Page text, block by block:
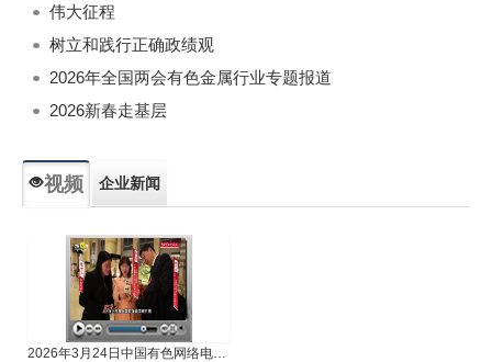
伟大征程
树立和践行正确政绩观
2026年全国两会有色金属行业专题报道
2026新春走基层
视频 企业新闻
2026年3月24日中国有色网络电视新闻